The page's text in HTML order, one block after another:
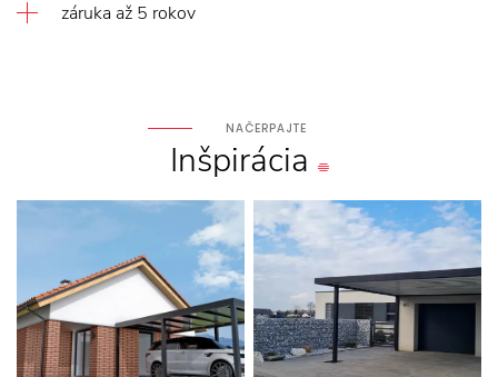
záruka až 5 rokov
NAČERPAJTE
Inšpirácia